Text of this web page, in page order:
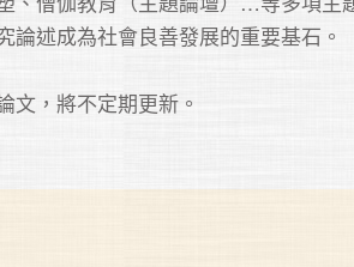
述成為社會良善發展的重要基石。